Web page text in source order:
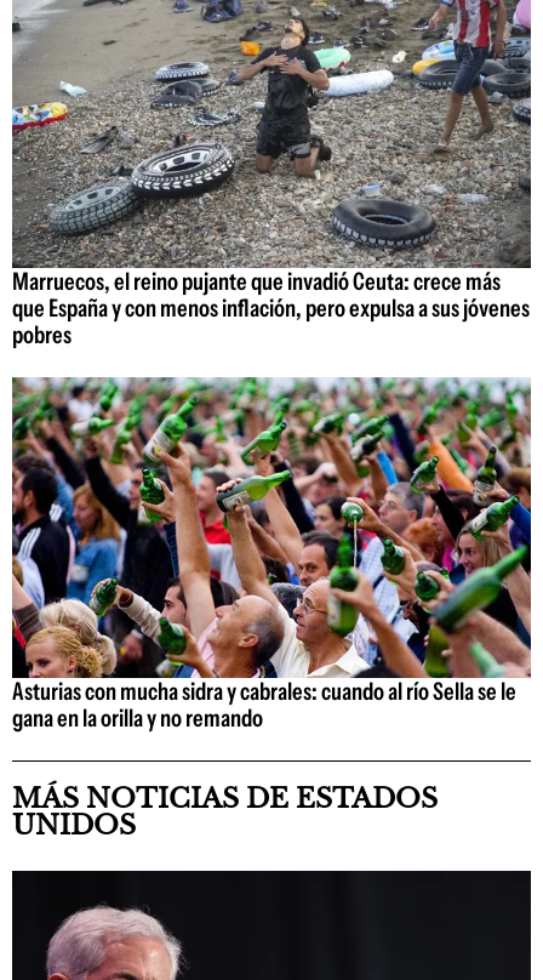
Marruecos, el reino pujante que invadió Ceuta: crece más
que España y con menos inflación, pero expulsa a sus jóvenes
pobres
Asturias con mucha sidra y cabrales: cuando al río Sella se le
gana en la orilla y no remando
MÁS NOTICIAS DE ESTADOS
UNIDOS